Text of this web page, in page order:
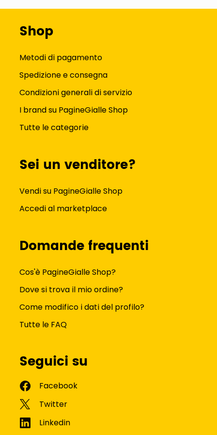
Shop
Metodi di pagamento
Spedizione e consegna
Condizioni generali di servizio
I brand su PagineGialle Shop
Tutte le categorie
Sei un venditore?
Vendi su PagineGialle Shop
Accedi al marketplace
Domande frequenti
Cos'è PagineGialle Shop?
Dove si trova il mio ordine?
Come modifico i dati del profilo?
Tutte le FAQ
Seguici su